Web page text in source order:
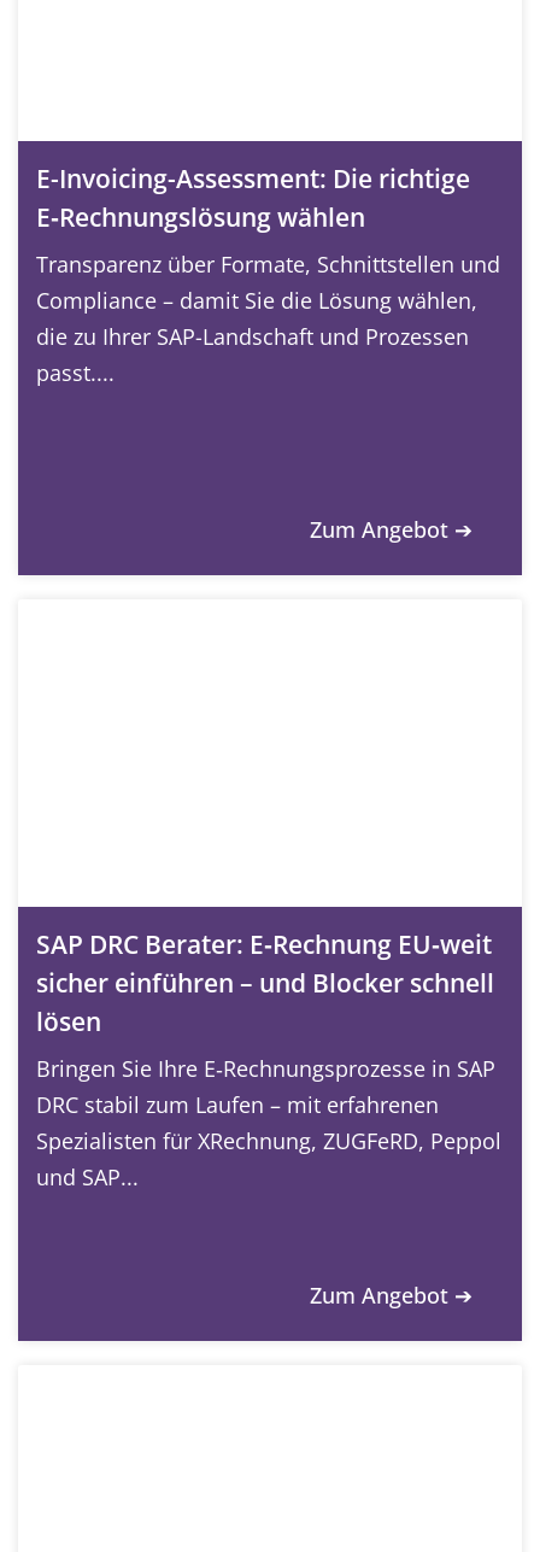
E-Invoicing-Assessment: Die richtige
E‑Rechnungslösung wählen
Transparenz über Formate, Schnittstellen und
Compliance – damit Sie die Lösung wählen,
die zu Ihrer SAP-Landschaft und Prozessen
passt....
Zum Angebot ➔
SAP DRC Berater: E‑Rechnung EU‑weit
sicher einführen – und Blocker schnell
lösen
Bringen Sie Ihre E‑Rechnungsprozesse in SAP
DRC stabil zum Laufen – mit erfahrenen
Spezialisten für XRechnung, ZUGFeRD, Peppol
und SAP...
Zum Angebot ➔